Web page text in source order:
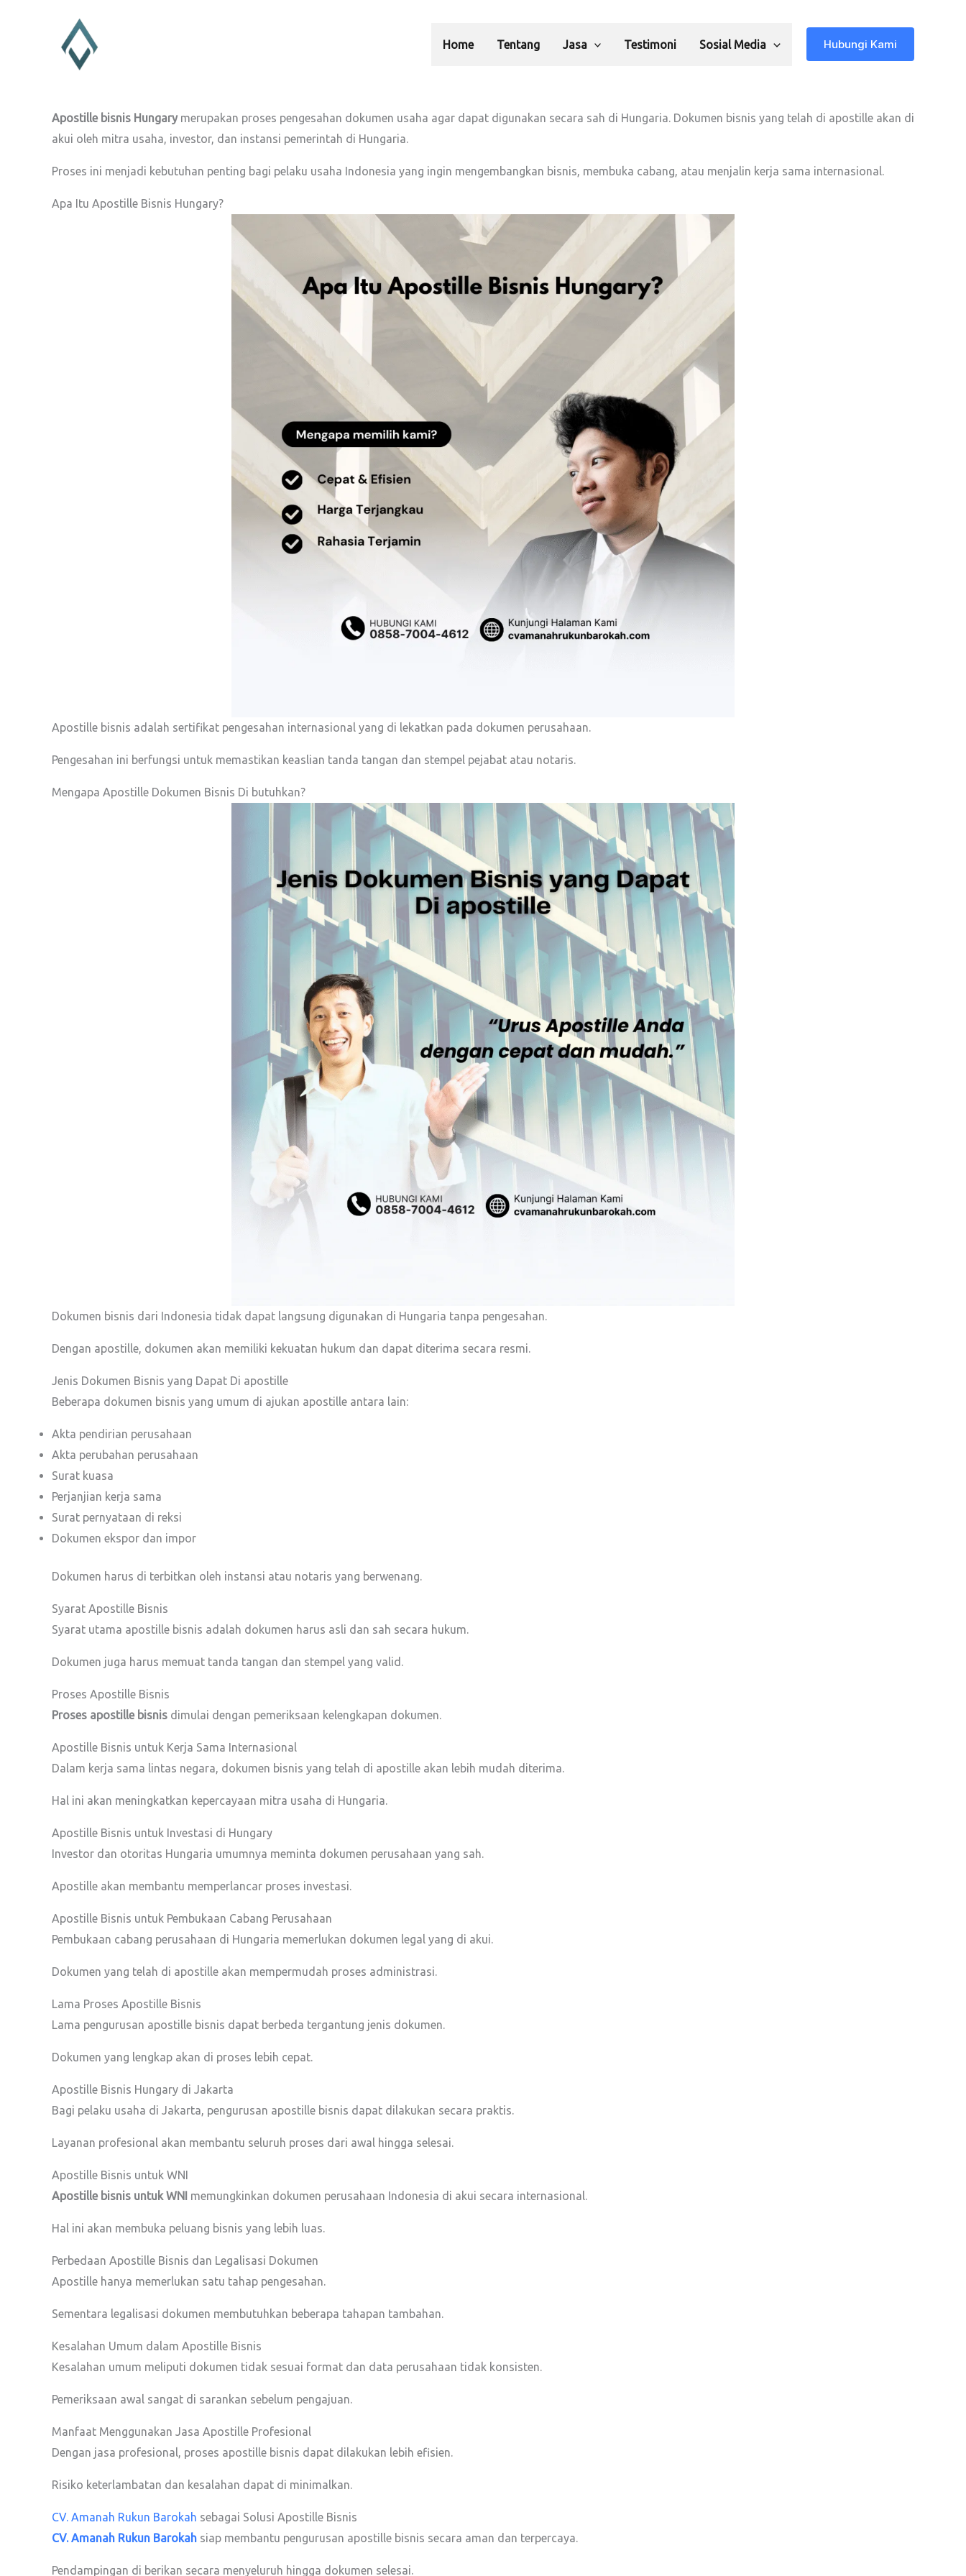
Home Tentang Jasa Testimoni Sosial Media Hubungi Kami
Apostille bisnis Hungarymerupakan proses pengesahan dokumen usaha agar dapat digunakan secara sah di Hungaria. Dokumen bisnis yang telah di apostille akan di
akui oleh mitra usaha, investor, dan instansi pemerintah di Hungaria.
Proses ini menjadi kebutuhan penting bagi pelaku usaha Indonesia yang ingin mengembangkan bisnis, membuka cabang, atau menjalin kerja sama internasional.
Apa Itu Apostille Bisnis Hungary?
Apostille bisnis adalah sertifikat pengesahan internasional yang di lekatkan pada dokumen perusahaan.
Pengesahan ini berfungsi untuk memastikan keaslian tanda tangan dan stempel pejabat atau notaris.
Mengapa Apostille Dokumen Bisnis Di butuhkan?
Dokumen bisnis dari Indonesia tidak dapat langsung digunakan di Hungaria tanpa pengesahan.
Dengan apostille, dokumen akan memiliki kekuatan hukum dan dapat diterima secara resmi.
Jenis Dokumen Bisnis yang Dapat Di apostille
Beberapa dokumen bisnis yang umum di ajukan apostille antara lain:
Akta pendirian perusahaan
Akta perubahan perusahaan
Surat kuasa
Perjanjian kerja sama
Surat pernyataan di reksi
Dokumen ekspor dan impor
Dokumen harus di terbitkan oleh instansi atau notaris yang berwenang.
Syarat Apostille Bisnis
Syarat utama apostille bisnis adalah dokumen harus asli dan sah secara hukum.
Dokumen juga harus memuat tanda tangan dan stempel yang valid.
Proses Apostille Bisnis
Proses apostille bisnis dimulai dengan pemeriksaan kelengkapan dokumen.
Apostille Bisnis untuk Kerja Sama Internasional
Dalam kerja sama lintas negara, dokumen bisnis yang telah di apostille akan lebih mudah diterima.
Hal ini akan meningkatkan kepercayaan mitra usaha di Hungaria.
Apostille Bisnis untuk Investasi di Hungary
Investor dan otoritas Hungaria umumnya meminta dokumen perusahaan yang sah.
Apostille akan membantu memperlancar proses investasi.
Apostille Bisnis untuk Pembukaan Cabang Perusahaan
Pembukaan cabang perusahaan di Hungaria memerlukan dokumen legal yang di akui.
Dokumen yang telah di apostille akan mempermudah proses administrasi.
Lama Proses Apostille Bisnis
Lama pengurusan apostille bisnis dapat berbeda tergantung jenis dokumen.
Dokumen yang lengkap akan di proses lebih cepat.
Apostille Bisnis Hungary di Jakarta
Bagi pelaku usaha di Jakarta, pengurusan apostille bisnis dapat dilakukan secara praktis.
Layanan profesional akan membantu seluruh proses dari awal hingga selesai.
Apostille Bisnis untuk WNI
Apostille bisnis untuk WNI memungkinkan dokumen perusahaan Indonesia di akui secara internasional.
Hal ini akan membuka peluang bisnis yang lebih luas.
Perbedaan Apostille Bisnis dan Legalisasi Dokumen
Apostille hanya memerlukan satu tahap pengesahan.
Sementara legalisasi dokumen membutuhkan beberapa tahapan tambahan.
Kesalahan Umum dalam Apostille Bisnis
Kesalahan umum meliputi dokumen tidak sesuai format dan data perusahaan tidak konsisten.
Pemeriksaan awal sangat di sarankan sebelum pengajuan.
Manfaat Menggunakan Jasa Apostille Profesional
Dengan jasa profesional, proses apostille bisnis dapat dilakukan lebih efisien.
Risiko keterlambatan dan kesalahan dapat di minimalkan.
CV. Amanah Rukun Barokah sebagai Solusi Apostille Bisnis
CV. Amanah Rukun Barokah siap membantu pengurusan apostille bisnis secara aman dan terpercaya.
Pendampingan di berikan secara menyeluruh hingga dokumen selesai.